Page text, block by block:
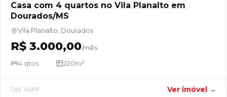
Casa com 4 quartos no Vila Planalto em
Dourados/MS
Vila Planalto, Dourados
R$ 3.000,00/mês
4 qtos
220m²
Cód. 14009 Ver imóvel →